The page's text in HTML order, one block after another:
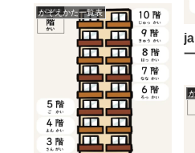
かぞえかた一覧表